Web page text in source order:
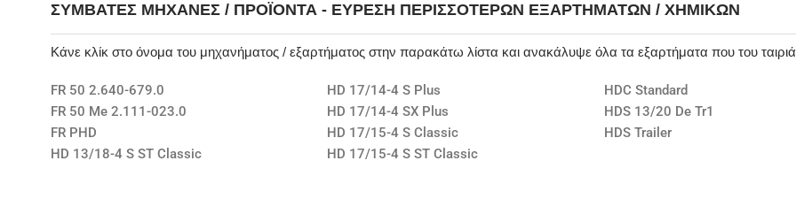
ΣΥΜΒΑΤΈΣ ΜΗΧΑΝΈΣ / ΠΡΟΪΌΝΤΑ - ΕΎΡΕΣΗ ΠΕΡΙΣΣΌΤΕΡΩΝ ΕΞΑΡΤΗΜΆΤΩΝ / ΧΗΜΙΚΏΝ
Κάνε κλίκ στο όνομα του μηχανήματος / εξαρτήματος στην παρακάτω λίστα και ανακάλυψε όλα τα εξαρτήματα που του
FR 50 2.640-679.0
FR 50 Me 2.111-023.0
FR PHD
HD 13/18-4 S ST Classic
HD 17/14-4 S Plus
HD 17/14-4 SX Plus
HD 17/15-4 S Classic
HD 17/15-4 S ST Classic
HDC Standard
HDS 13/20 De Tr1
HDS Trailer